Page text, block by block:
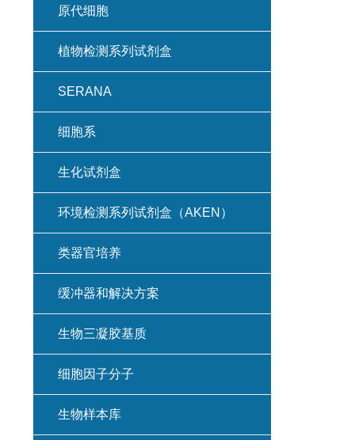
原代细胞
植物检测系列试剂盒
SERANA
细胞系
生化试剂盒
环境检测系列试剂盒（AKEN）
类器官培养
缓冲器和解决方案
生物三凝胶基质
细胞因子分子
生物样本库